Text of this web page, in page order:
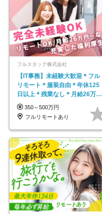
フルスタック株式会社
【IT事務】未経験大歓迎＊フル
リモート＊服装自由＊年休125
日以上＊残業なし＊月給26万円
以上
350～500万円
フルリモートあり